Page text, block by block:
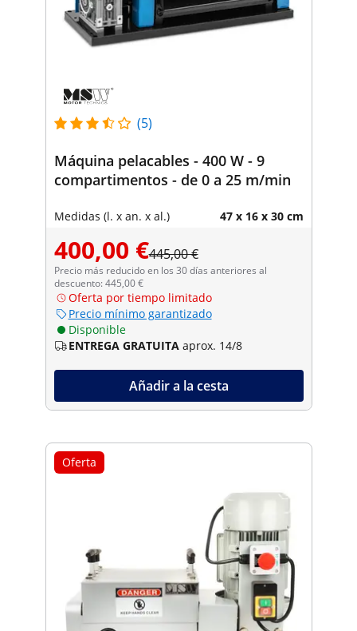
(5)
Máquina pelacables - 400 W - 9
compartimentos - de 0 a 25 m/min
Medidas (l. x an. x al.) 47 x 16 x 30 cm
400,00 €445,00 €
Precio más reducido en los 30 días anteriores al
descuento: 445,00 €
Oferta por tiempo limitado
Precio mínimo garantizado
Disponible
ENTREGA GRATUITA aprox. 14/8
Añadir a la cesta
Oferta